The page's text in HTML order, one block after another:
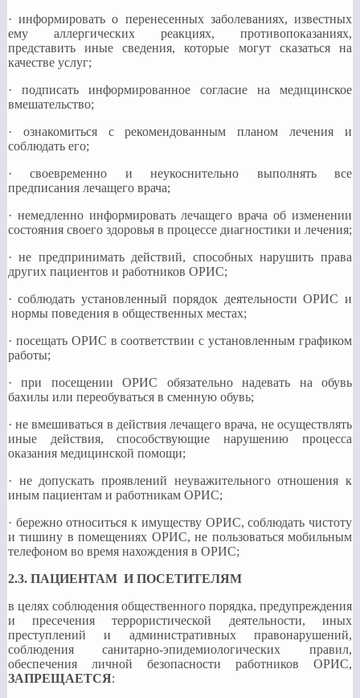
· информировать о перенесенных заболеваниях, известных
ему аллергических реакциях, противопоказаниях,
представить иные сведения, которые могут сказаться на
качестве услуг;
· подписать информированное согласие на медицинское
вмешательство;
· ознакомиться с рекомендованным планом лечения и
соблюдать его;
· своевременно и неукоснительно выполнять все
предписания лечащего врача;
· немедленно информировать лечащего врача об изменении
состояния своего здоровья в процессе диагностики и лечения;
· не предпринимать действий, способных нарушить права
других пациентов и работников ОРИС;
· соблюдать установленный порядок деятельности ОРИС и
нормы поведения в общественных местах;
· посещать ОРИС в соответствии с установленным графиком
работы;
· при посещении ОРИС обязательно надевать на обувь
бахилы или переобуваться в сменную обувь;
· не вмешиваться в действия лечащего врача, не осуществлять
иные действия, способствующие нарушению процесса
оказания медицинской помощи;
· не допускать проявлений неуважительного отношения к
иным пациентам и работникам ОРИС;
· бережно относиться к имуществу ОРИС, соблюдать чистоту
и тишину в помещениях ОРИС, не пользоваться мобильным
телефоном во время нахождения в ОРИС;
2.3. ПАЦИЕНТАМ И ПОСЕТИТЕЛЯМ
в целях соблюдения общественного порядка, предупреждения
и пресечения террористической деятельности, иных
преступлений и административных правонарушений,
соблюдения санитарно-эпидемиологических правил,
обеспечения личной безопасности работников ОРИС,
ЗАПРЕЩАЕТСЯ: